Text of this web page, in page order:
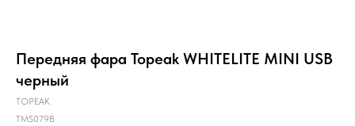
Передняя фара Topeak WHITELITE MINI USB
черный
TOPEAK
TMS079B